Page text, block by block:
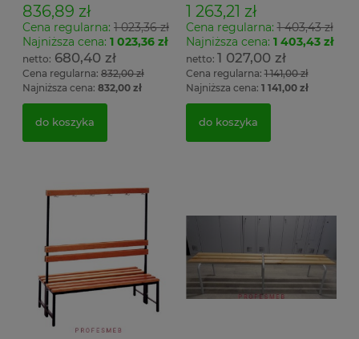
836,89 zł
Cena regularna: 1 023,36 zł
Najniższa cena: 1 023,36 zł
680,40 zł
Cena regularna: 832,00 zł
Najniższa cena: 832,00 zł
do koszyka
1 263,21 zł
Cena regularna:1 403,43 zł
Najniższa cena: 1 403,43 zł
1 027,00 zł
Cena regularna:1 141,00 zł
Najniższa cena: 1 141,00 zł
do koszyka